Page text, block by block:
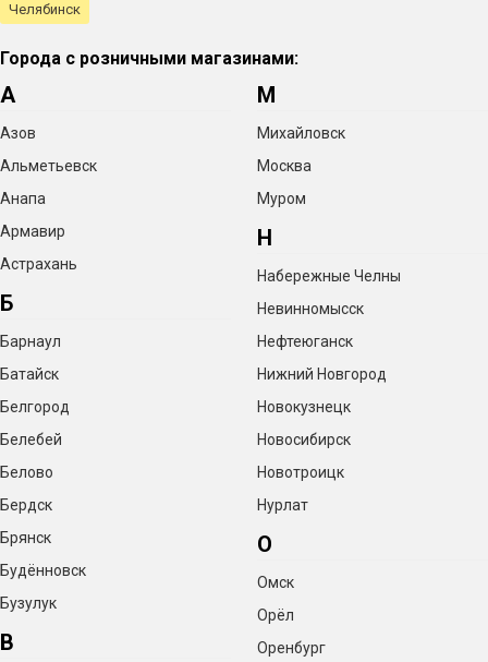
Челябинск
Города с розничными магазинами:
А
Азов
Альметьевск
Анапа
Армавир
Астрахань
Б
Барнаул
Батайск
Белгород
Белебей
Белово
Бердск
Брянск
Будённовск
Бузулук
В
М
Михайловск
Москва
Муром
Н
Набережные Челны
Невинномысск
Нефтеюганск
Нижний Новгород
Новокузнецк
Новосибирск
Новотроицк
Нурлат
О
Омск
Орёл
Оренбург